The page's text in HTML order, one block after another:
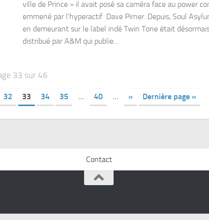
ville de Prince » il avait posé sa caméra face au power
emmené par l’hyperactif Dave Pirner. Depuis, Soul
en demeurant sur le label indé Twin Tone était
distribué par A&M qui publie...
33 sur 46
32 33 34 35 … 40 … » Dernière page »
Contact